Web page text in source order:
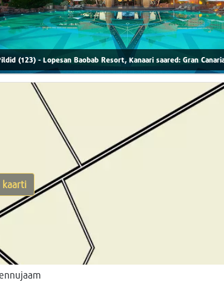
(123) - Lopesan Baobab Resort, Kanaari saared: Gran
kaarti